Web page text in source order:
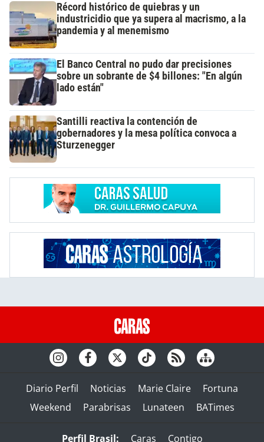
Récord histórico de quiebras y un
industricidio que ya supera al macrismo, a la
pandemia y al menemismo
El Banco Central no pudo dar precisiones
sobre un sobrante de $4 billones: "En algún
lado están"
Santilli reactiva la contención de
gobernadores y la mesa política convoca a
Sturzenegger
Diario Perfil Noticias Marie Claire
Fortuna
Weekend
Parabrisas Lunateen BATimes
Perfil Brasil: Caras Contigo